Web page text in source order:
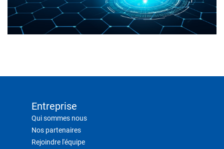
Entreprise
Qui sommes nous
Nos partenaires
Rejoindre l'équipe